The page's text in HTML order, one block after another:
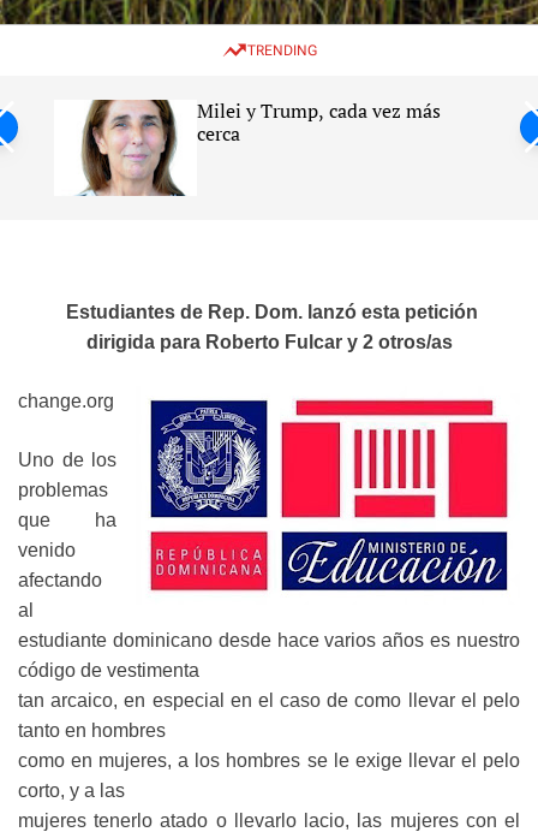
w
c
e
e
TRENDING
Milei y Trump, cada vez más
cerca
Estudiantes de Rep.​ Dom. lanzó esta petición
dirigida para Roberto Fulcar y 2 otros/as
change.org
Uno de los
problemas
que ha
venido
afectando
al
estudiante dominicano desde hace varios años es nuestro
código de vestimenta
tan arcaico, en especial en el caso de como llevar el pelo
tanto en hombres
como en mujeres, a los hombres se le exige llevar el pelo
corto, y a las
mujeres tenerlo atado o llevarlo lacio, las mujeres con el